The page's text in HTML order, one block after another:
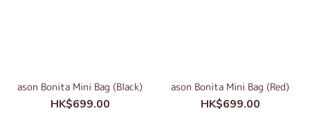
ason Bonita Mini Bag (Black)
HK$699.00
ason Bonita Mini Bag (Red)
HK$699.00